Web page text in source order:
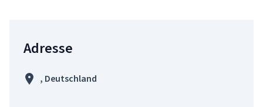
Adresse
, Deutschland